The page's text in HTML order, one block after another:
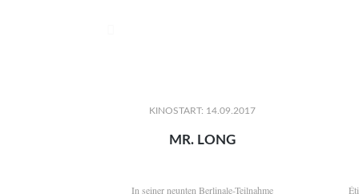
KINOSTART: 14.09.2017
MR. LONG
In seiner neunten Berlinale-Teilnahme